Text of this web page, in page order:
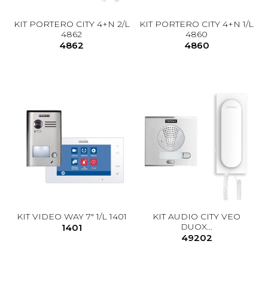
KIT PORTERO CITY 4+N 2/L
4862
4862
KIT PORTERO CITY 4+N 1/L
4860
4860
KIT VIDEO WAY 7" 1/L 1401
1401
KIT AUDIO CITY VEO
DUOX...
49202